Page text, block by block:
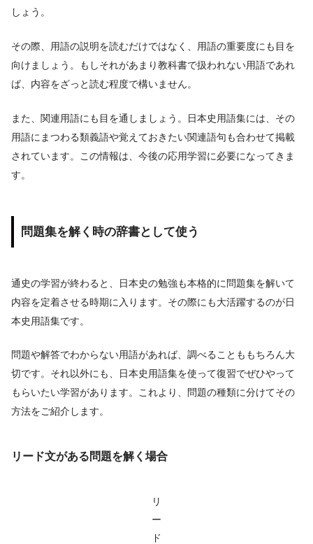
しょう。
その際、用語の説明を読むだけではなく、用語の重要度にも目を
向けましょう。もしそれがあまり教科書で扱われない用語であれ
ば、内容をざっと読む程度で構いません。
また、関連用語にも目を通しましょう。日本史用語集には、その
用語にまつわる類義語や覚えておきたい関連語句も合わせて掲載
されています。この情報は、今後の応用学習に必要になってきま
す。
問題集を解く時の辞書として使う
通史の学習が終わると、日本史の勉強も本格的に問題集を解いて
内容を定着させる時期に入ります。その際にも大活躍するのが日
本史用語集です。
問題や解答でわからない用語があれば、調べることももちろん大
切です。それ以外にも、日本史用語集を使って復習でぜひやって
もらいたい学習があります。これより、問題の種類に分けてその
方法をご紹介します。
リード文がある問題を解く場合
リ
ー
ド